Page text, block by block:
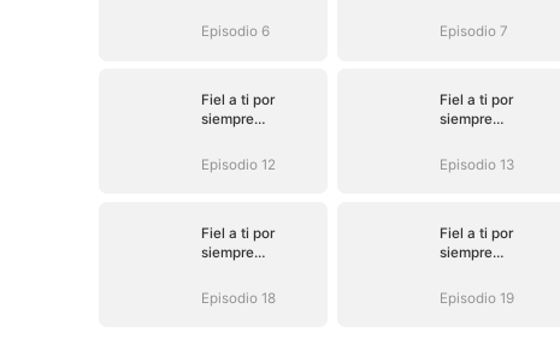
Episodio 6
Episodio 7
Fiel a ti por
siempre
Episodio 12
Fiel a ti por
siempre
Episodio 13
Fiel a ti por
siempre
Episodio 18
Fiel a ti por
siempre
Episodio 19